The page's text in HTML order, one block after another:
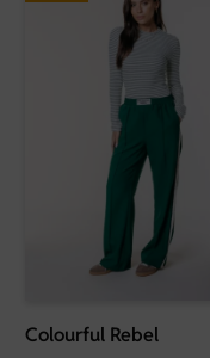
Colourful Rebel